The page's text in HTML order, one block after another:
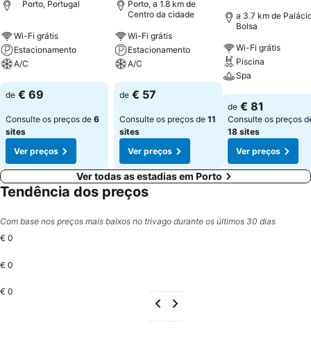
Porto, Portugal
Wi-Fi grátis
Estacionamento
A/C
Ver preços
de € 69
Consulte os preços de 6
sites
Ver preços
Porto, a 1.8 km de
Centro da cidade
Wi-Fi grátis
Estacionamento
A/C
Ver preços
de € 57
Consulte os preços de 11
sites
Ver preços
a 3.7 km de
Bolsa
Wi-Fi grátis
Piscina
Spa
Ver preços
de € 81
Consulte os preços
18 sites
Ver preços
Ver todas as estadias em Porto
Tendência dos preços
Com base nos preços mais baixos no trivago durante os últimos 30 dias
€ 0
€ 0
€ 0